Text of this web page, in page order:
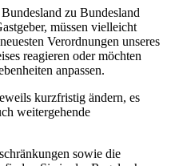
zu Bundesland
müssen vielleicht
Verordnungen unseres
reagieren oder möchten
anpassen.
kurzfristig ändern, es
weitergehende
sowie die